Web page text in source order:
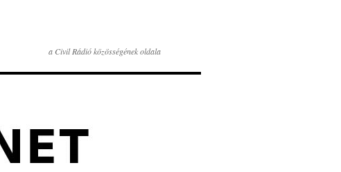
a Civil Rádió közösségének oldala